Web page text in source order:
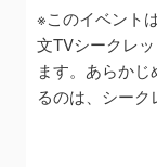
※このイベント
文TVシークレ
ます。あらか
るのは、シーク